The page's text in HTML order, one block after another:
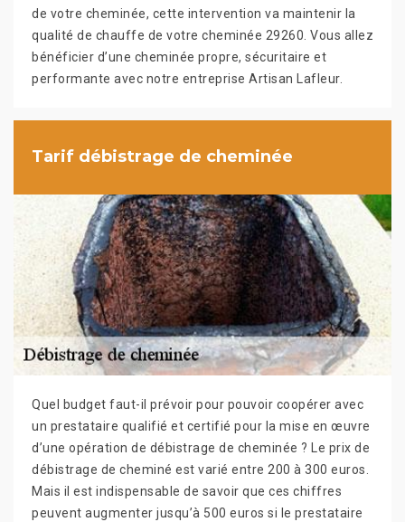
de votre cheminée, cette intervention va maintenir la
qualité de chauffe de votre cheminée 29260. Vous allez
bénéficier d’une cheminée propre, sécuritaire et
performante avec notre entreprise Artisan Lafleur.
Tarif débistrage de cheminée
Quel budget faut-il prévoir pour pouvoir coopérer avec
un prestataire qualifié et certifié pour la mise en œuvre
d’une opération de débistrage de cheminée ? Le prix de
débistrage de cheminé est varié entre 200 à 300 euros.
Mais il est indispensable de savoir que ces chiffres
peuvent augmenter jusqu’à 500 euros si le prestataire